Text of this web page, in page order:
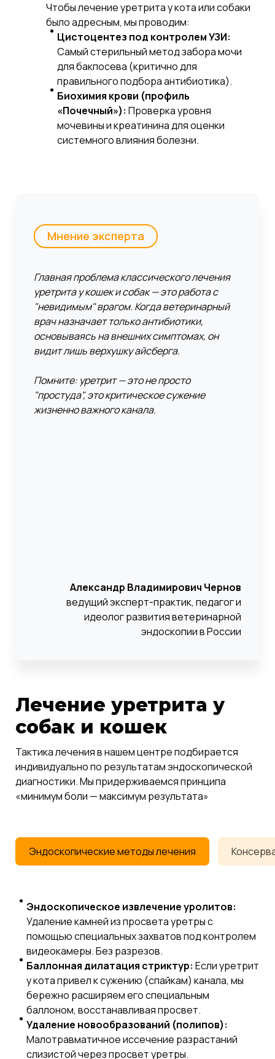
Чтобы лечение уретрита у кота или собаки
было адресным, мы проводим:
Цистоцентез под контролем УЗИ:
Самый стерильный метод забора мочи
для бакпосева (критично для
правильного подбора антибиотика).
Биохимия крови (профиль
«Почечный»): Проверка уровня
мочевины и креатинина для оценки
системного влияния болезни.
Мнение эксперта
Главная проблема классического лечения
уретрита у кошек и собак — это работа с
"невидимым" врагом. Когда ветеринарный
врач назначает только антибиотики,
основываясь на внешних симптомах, он
видит лишь верхушку айсберга.
Помните: уретрит — это не просто
"простуда", это критическое сужение
жизненно важного канала.
Александр Владимирович Чернов
ведущий эксперт-практик, педагог и
идеолог развития ветеринарной
эндоскопии в России
Лечение уретрита у
собак и кошек
Тактика лечения в нашем центре подбирается
индивидуально по результатам эндоскопической
диагностики. Мы придерживаемся принципа
«минимум боли — максимум результата»
Эндоскопические методы лечения
Эндоскопическое извлечение уролитов:
Удаление камней из просвета уретры с
помощью специальных захватов под контролем
видеокамеры. Без разрезов.
Баллонная дилатация стриктур: Если уретрит
у кота привел к сужению (спайкам) канала, мы
бережно расширяем его специальным
баллоном, восстанавливая просвет.
Удаление новообразований (полипов):
Малотравматичное иссечение разрастаний
слизистой через просвет уретры.